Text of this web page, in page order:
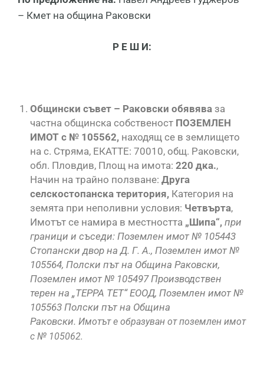
– Кмет на община Раковски
Р Е Ш И:
Общински съвет – Раковски обявява за
частна общинска собственост ПОЗЕМЛЕН
ИМОТ с № 105562, находящ се в землището
на с. Стряма, ЕКАТТЕ: 70010, общ. Раковски,
обл. Пловдив, Площ на имота: 220 дка.,
Начин на трайно ползване: Друга
селскостопанска територия, Категория на
земята при неполивни условия: Четвърта,
Имотът се намира в местността „Шипа“, при
граници и съседи: Поземлен имот № 105443
Стопански двор на Д. Г. А., Поземлен имот №
105564, Полски път на Община Раковски,
Поземлен имот № 105497 Производствен
терен на „ТЕРРА ТЕТ“ ЕООД, Поземлен имот №
105563 Полски път на Община
Раковски. Имотът е образуван от поземлен имот
с № 105062.